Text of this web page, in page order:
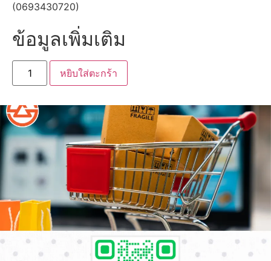
(0693430720)
ข้อมูลเพิ่มเติม
หยิบใส่ตะกร้า